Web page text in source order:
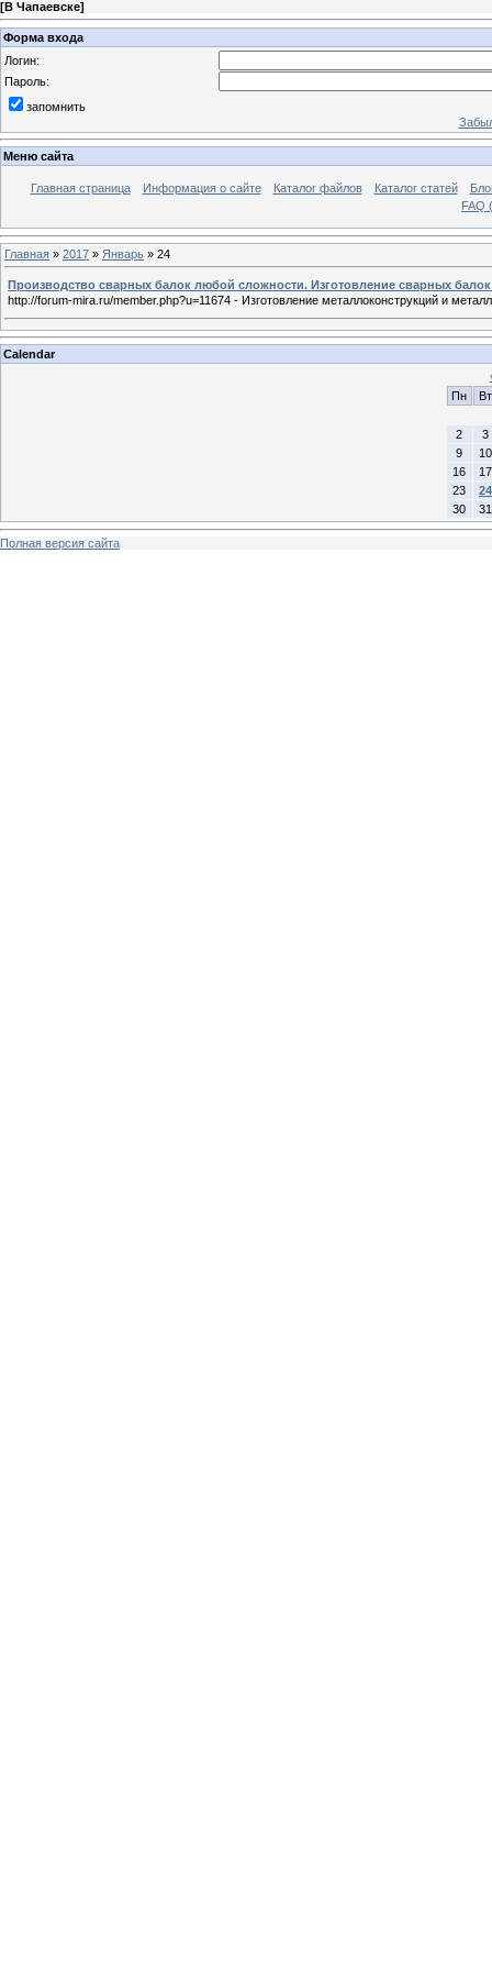
[В Чапаевске]
Форма входа
Логин:
Пароль:
запомнить
Меню сайта
Главная страница Информация о сайте Каталог файлов Каталог статей
FAQ
Главная » 2017 » Январь » 24
Производство сварных балок любой сложности. Изготовление сварных
http://forum-mira.ru/member.php?u=11674 - Изготовление металлоконструкций и
Calendar
Пн
Вт
2
3
9
10
16
17
23
24
30
31
Полная версия сайта